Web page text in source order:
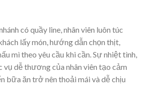
có quầy line, nhân viên luôn túc
lấy món, hướng dẫn chọn thịt,
mì theo yêu cầu khi cần. Sự nhiệt tình,
vụ dễ thương của nhân viên tạo cảm
bữa ăn trở nên thoải mái và dễ chịu